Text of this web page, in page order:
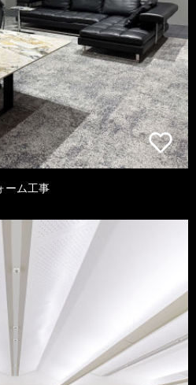
ーム工事